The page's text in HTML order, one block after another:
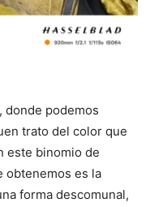
donde podemos
trato del color que
este binomio de
obtenemos es la
forma descomunal,